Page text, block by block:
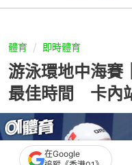
體育 即時體育
游泳環地中海賽
最佳時間 卡內
在Google